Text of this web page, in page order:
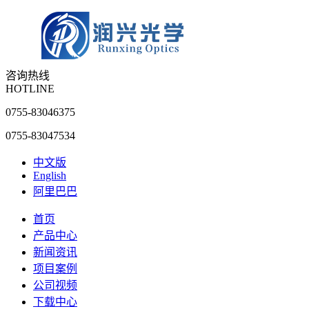
咨询热线
HOTLINE
0755-83046375
0755-83047534
中文版
English
阿里巴巴
首页
产品中心
新闻资讯
项目案例
公司视频
下载中心